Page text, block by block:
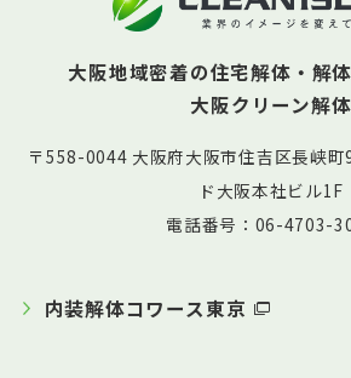
大阪地域密着の住宅解体・解
大阪クリーン解体
〒558-0044 大阪府大阪市住吉区長峡町
ド大阪本社ビル1F
電話番号：06-4703-
内装解体コワース東京